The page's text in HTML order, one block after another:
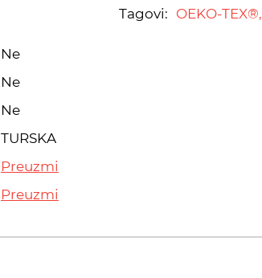
Ne
Ne
Ne
TURSKA
Preuzmi
Preuzmi
Tagovi: OEKO-TEX®,